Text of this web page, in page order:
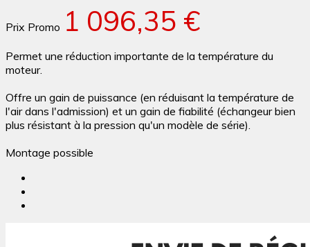
Prix Promo 1 096,35 €
Permet une réduction importante de la température du
moteur.
Offre un gain de puissance (en réduisant la température de
l'air dans l'admission) et un gain de fiabilité (échangeur bien
plus résistant à la pression qu'un modèle de série).
Montage possible